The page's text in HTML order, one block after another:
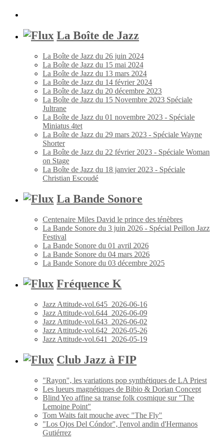
La Boîte de Jazz
La Boîte de Jazz du 26 juin 2024
La Boîte de Jazz du 15 mai 2024
La Boîte de Jazz du 13 mars 2024
La Boîte de Jazz du 14 février 2024
La Boîte de Jazz du 20 décembre 2023
La Boîte de Jazz du 15 Novembre 2023 Spéciale
Jultrane
La Boîte de Jazz du 01 novembre 2023 - Spéciale
Miniatus 4tet
La Boîte de Jazz du 29 mars 2023 - Spéciale Wayne
Shorter
La Boîte de Jazz du 22 février 2023 - Spéciale Woman
on Stage
La Boîte de Jazz du 18 janvier 2023 - Spéciale
Christian Escoudé
La Bande Sonore
Centenaire Miles David le prince des ténèbres
La Bande Sonore du 3 juin 2026 - Spécial Peillon Jazz
Festival
La Bande Sonore du 01 avril 2026
La Bande Sonore du 04 mars 2026
La Bande Sonore du 03 décembre 2025
Fréquence K
Jazz Attitude-vol.645_2026-06-16
Jazz Attitude-vol.644_2026-06-09
Jazz Attitude-vol.643_2026-06-02
Jazz Attitude-vol.642_2026-05-26
Jazz Attitude-vol.641_2026-05-19
Club Jazz à FIP
"Rayon", les variations pop synthétiques de LA Priest
Les lueurs magnétiques de Bibio & Dorian Concept
Blind Yeo affine sa transe folk cosmique sur "The
Lemoine Point"
Tom Waits fait mouche avec "The Fly"
"Los Ojos Del Cóndor", l'envol andin d'Hermanos
Gutiérrez